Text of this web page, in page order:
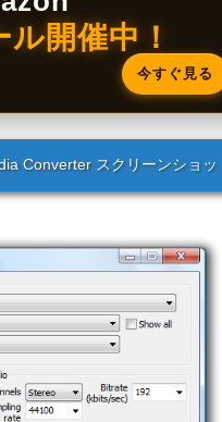
開催中！
今すぐ見る
Converter スクリーンショッ